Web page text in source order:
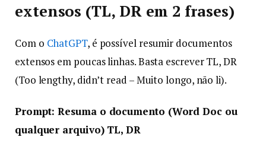
extensos (TL, DR em 2 frases)
Com o ChatGPT, é possível resumir documentos
extensos em poucas linhas. Basta escrever TL, DR
(Too lengthy, didn’t read – Muito longo, não li).
Prompt: Resuma o documento (Word Doc ou
qualquer arquivo) TL, DR